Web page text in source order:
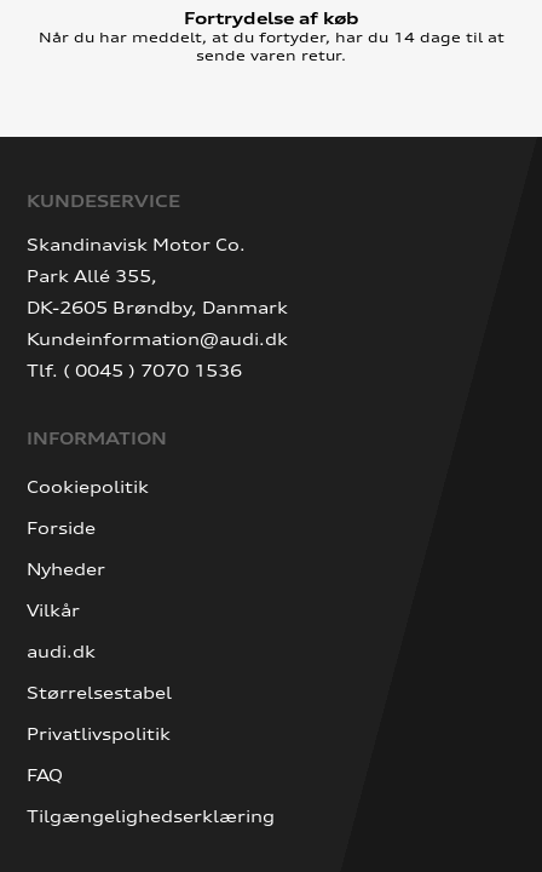
Fortrydelse af køb
Når du har meddelt, at du fortyder, har du 14 dage til at
sende varen retur.
KUNDESERVICE
Skandinavisk Motor Co.
Park Allé 355,
DK-2605 Brøndby, Danmark
Kundeinformation@audi.dk
Tlf. ( 0045 ) 7070 1536
INFORMATION
Cookiepolitik
Forside
Nyheder
Vilkår
audi.dk
Størrelsestabel
Privatlivspolitik
FAQ
Tilgængelighedserklæring